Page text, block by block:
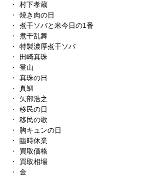
村下孝蔵
焼き肉の日
煮干ソバと米今日の1番
煮干乱舞
特製濃厚煮干ソバ
田崎真珠
登山
真珠の日
真鯛
矢部浩之
移民の日
移民の歌
胸キュンの日
臨時休業
買取価格
買取相場
金